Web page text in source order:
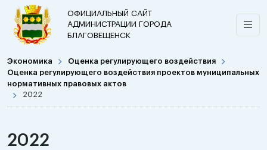
ОФИЦИАЛЬНЫЙ САЙТ
АДМИНИСТРАЦИИ ГОРОДА
БЛАГОВЕЩЕНСК
Экономика
Оценка регулирующего воздействия
Оценка регулирующего воздействия проектов муниципальных
нормативных правовых актов
2022
2022